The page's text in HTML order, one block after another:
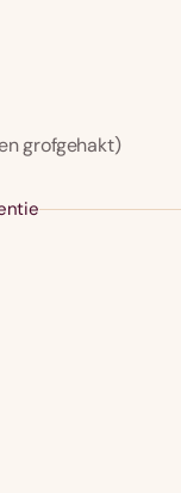
grofgehakt)